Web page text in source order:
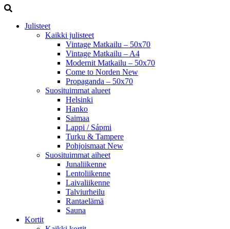
Julisteet
Kaikki julisteet
Vintage Matkailu – 50x70
Vintage Matkailu – A4
Modernit Matkailu – 50x70
Come to Norden New
Propaganda – 50x70
Suosituimmat alueet
Helsinki
Hanko
Saimaa
Lappi / Sápmi
Turku & Tampere
Pohjoismaat New
Suosituimmat aiheet
Junaliikenne
Lentoliikenne
Laivaliikenne
Talviurheilu
Rantaelämä
Sauna
Kortit